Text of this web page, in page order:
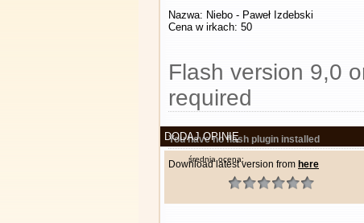
Nazwa: Niebo - Paweł Izdebski
Cena w irkach: 50
Flash version 9,0
required
You have no flash plugin installed
Download latest version from here
DODAJ OPINIĘ
średnia ocena: